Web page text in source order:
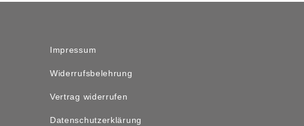
Impressum
Widerrufsbelehrung
Vertrag widerrufen
Datenschutzerklärung